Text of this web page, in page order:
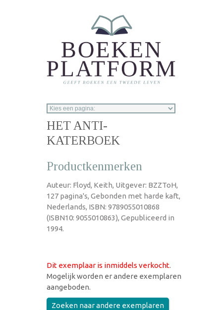
HET ANTI-
KATERBOEK
Productkenmerken
Auteur: Floyd, Keith, Uitgever: BZZToH,
127 pagina's, Gebonden met harde kaft,
Nederlands, ISBN: 9789055010868
(ISBN10: 9055010863), Gepubliceerd in
1994.
Dit exemplaar is inmiddels verkocht.
Mogelijk worden er andere exemplaren
aangeboden.
Zoeken naar andere exemplaren